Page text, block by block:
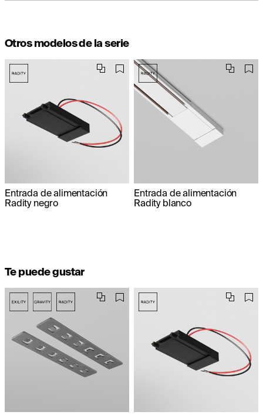
Otros modelos de la serie
Entrada de alimentación
Radity negro
Entrada de alimentación
Radity blanco
Te puede gustar